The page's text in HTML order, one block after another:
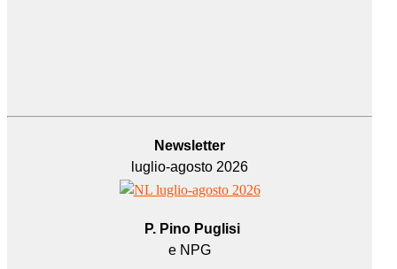
Newsletter
luglio-agosto 2026
P. Pino Puglisi
e NPG